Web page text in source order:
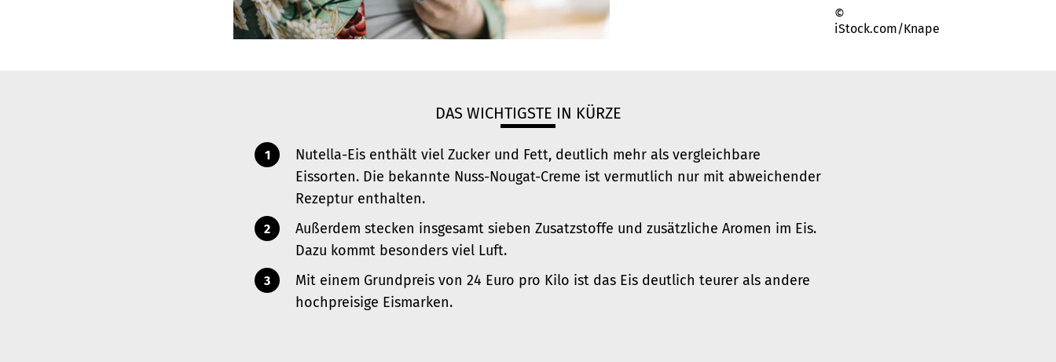
©
iStock.com/Knape
DAS WICHTIGSTE IN KÜRZE
Nutella-Eis enthält viel Zucker und Fett, deutlich mehr als vergleichbare
Eissorten. Die bekannte Nuss-Nougat-Creme ist vermutlich nur mit abweichender
Rezeptur enthalten.
Außerdem stecken insgesamt sieben Zusatzstoffe und zusätzliche Aromen im Eis.
Dazu kommt besonders viel Luft.
Mit einem Grundpreis von 24 Euro pro Kilo ist das Eis deutlich teurer als andere
hochpreisige Eismarken.